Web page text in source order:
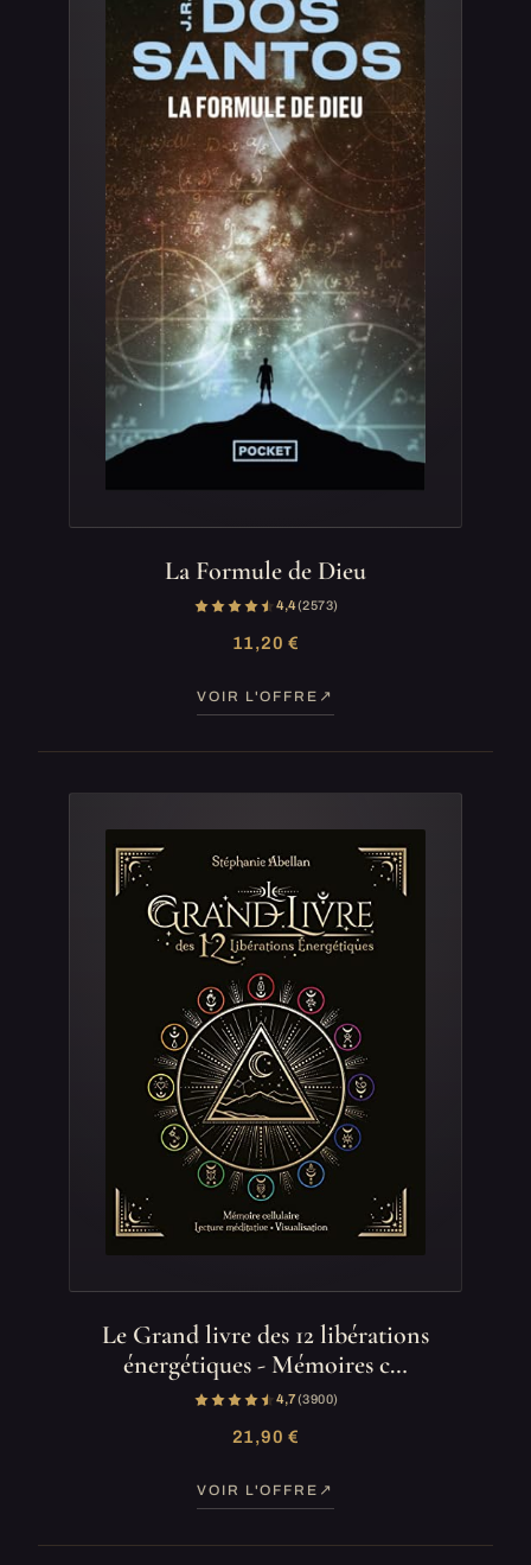
La Formule de Dieu
4,4(2 573)
11,20 €
VOIR L'OFFRE
Le Grand livre des 12 libérations
énergétiques - Mémoires c…
4,7(3 900)
21,90 €
VOIR L'OFFRE